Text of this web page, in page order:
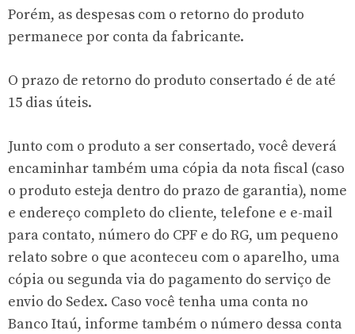
Porém, as despesas com o retorno do produto
permanece por conta da fabricante.
O prazo de retorno do produto consertado é de até
15 dias úteis.
Junto com o produto a ser consertado, você deverá
encaminhar também uma cópia da nota fiscal (caso
o produto esteja dentro do prazo de garantia), nome
e endereço completo do cliente, telefone e e-mail
para contato, número do CPF e do RG, um pequeno
relato sobre o que aconteceu com o aparelho, uma
cópia ou segunda via do pagamento do serviço de
envio do Sedex. Caso você tenha uma conta no
Banco Itaú, informe também o número dessa conta